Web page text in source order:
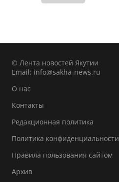
© Лента новостей Якутии
Email: info@sakha-news.ru
О нас
Контакты
Редакционная политика
Политика конфиденциальности
Правила пользования сайтом
Архив